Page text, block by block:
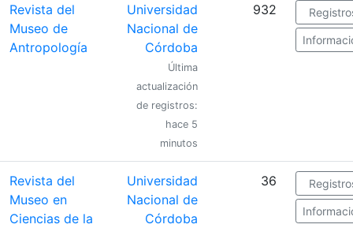
Revista del
Museo de
Antropología
Universidad
Nacional de
Córdoba
Última
actualización
de registros:
hace 5
minutos
932
Revista del
Museo en
Ciencias de la
Universidad
Nacional de
Córdoba
36